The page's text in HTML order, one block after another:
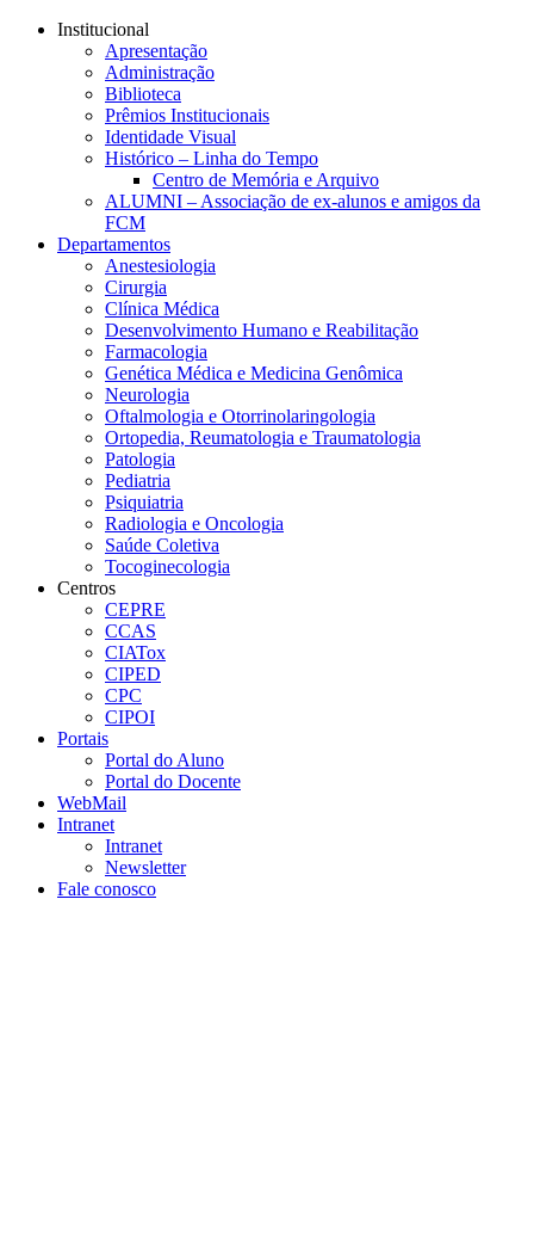
Conteúdo principal
Institucional
Apresentação
Administração
Biblioteca
Prêmios Institucionais
Identidade Visual
Histórico – Linha do Tempo
Centro de Memória e Arquivo
ALUMNI – Associação de ex-alunos e amigos da
FCM
Departamentos
Anestesiologia
Cirurgia
Clínica Médica
Desenvolvimento Humano e Reabilitação
Farmacologia
Genética Médica e Medicina Genômica
Neurologia
Oftalmologia e Otorrinolaringologia
Ortopedia, Reumatologia e Traumatologia
Patologia
Pediatria
Psiquiatria
Radiologia e Oncologia
Saúde Coletiva
Tocoginecologia
Centros
CEPRE
CCAS
CIATox
CIPED
CPC
CIPOI
Portais
Portal do Aluno
Portal do Docente
WebMail
Intranet
Intranet
Newsletter
Fale conosco